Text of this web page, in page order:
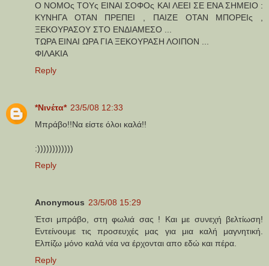
Ο ΝΟΜΟς ΤΟΥς ΕΙΝΑΙ ΣΟΦΟς ΚΑΙ ΛΕΕΙ ΣΕ ΕΝΑ ΣΗΜΕΙΟ :
ΚΥΝΗΓΑ ΟΤΑΝ ΠΡΕΠΕΙ , ΠΑΙΖΕ ΟΤΑΝ ΜΠΟΡΕΙς ,
ΞΕΚΟΥΡΑΣΟΥ ΣΤΟ ΕΝΔΙΑΜΕΣΟ ...
ΤΩΡΑ ΕΙΝΑΙ ΩΡΑ ΓΙΑ ΞΕΚΟΥΡΑΣΗ ΛΟΙΠΟΝ ...
ΦΙΛΑΚΙΑ
Reply
*Νινέτα* 23/5/08 12:33
Μπράβο!!Να είστε όλοι καλά!!
:))))))))))))
Reply
Anonymous 23/5/08 15:29
Έτσι μπράβο, στη φωλιά σας ! Και με συνεχή βελτίωση!
Εντείνουμε τις προσευχές μας για μια καλή μαγνητική.
Ελπίζω μόνο καλά νέα να έρχονται απο εδώ και πέρα.
Reply